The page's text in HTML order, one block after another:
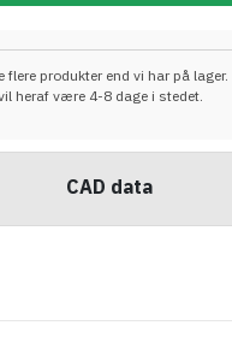
flere produkter end vi har på lager.
heraf være 4-8 dage i stedet.
CAD data